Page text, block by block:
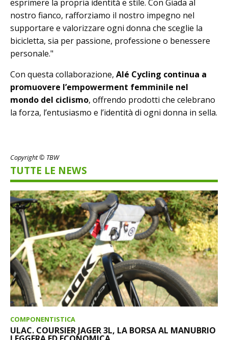
esprimere la propria identità e stile. Con Giada al
nostro fianco, rafforziamo il nostro impegno nel
supportare e valorizzare ogni donna che sceglie la
bicicletta, sia per passione, professione o benessere
personale."
Con questa collaborazione, Alé Cycling continua a
promuovere l’empowerment femminile nel
mondo del ciclismo, offrendo prodotti che celebrano
la forza, l’entusiasmo e l’identità di ogni donna in sella.
Copyright © TBW
TUTTE LE NEWS
COMPONENTISTICA
ULAC. COURSIER JAGER 3L, LA BORSA AL MANUBRIO